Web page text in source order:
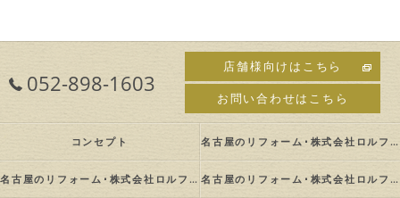
052-898-1603
店舗様向けはこちら
お問い合わせはこちら
コンセプト 名古屋のリフォーム･株式会社ロルフの口コミ情報
名古屋のリフォーム･株式会社ロルフの評判 名古屋のリフォーム･株式会社ロルフのお客様の声